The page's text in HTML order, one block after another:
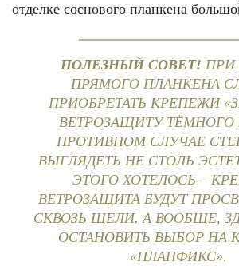
отделке соснового планкена
ПОЛЕЗНЫЙ СОВЕТ! ПРИ
ПРЯМОГО ПЛАНКЕНА
ПРИОБРЕТАТЬ КРЕПЕЖИ
ВЕТРОЗАЩИТУ ТЁМНОГО
ПРОТИВНОМ СЛУЧАЕ
ВЫГЛЯДЕТЬ НЕ СТОЛЬ
ЭТОГО ХОТЕЛОСЬ –
ВЕТРОЗАЩИТА БУДУТ
СКВОЗЬ ЩЕЛИ. А ВООБЩЕ,
ОСТАНОВИТЬ ВЫБОР НА
«ПЛАНФИКС».